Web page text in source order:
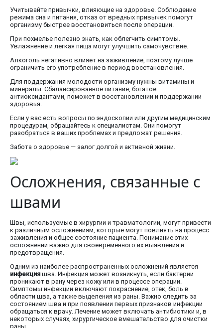
Учитывайте привычки, влияющие на здоровье. Соблюдение
режима сна и питания, отказ от вредных привычек помогут
организму быстрее восстановиться после операции.
При похмелье полезно знать, как облегчить симптомы.
Увлажнение и легкая пища могут улучшить самочувствие.
Алкоголь негативно влияет на заживление, поэтому лучше
ограничить его употребление в период восстановления.
Для поддержания молодости организму нужны витамины и
минералы. Сбалансированное питание, богатое
антиоксидантами, поможет в восстановлении и поддержании
здоровья.
Если у вас есть вопросы по эндоскопии или другим медицинским
процедурам, обращайтесь к специалистам. Они помогут
разобраться в ваших проблемах и предложат решения.
Забота о здоровье — залог долгой и активной жизни.
Осложнения, связанные с
швами
Швы, используемые в хирургии и травматологии, могут привести
к различным осложнениям, которые могут повлиять на процесс
заживления и общее состояние пациента. Понимание этих
осложнений важно для своевременного их выявления и
предотвращения.
Одним из наиболее распространенных осложнений является
инфекция шва. Инфекция может возникнуть, если бактерии
проникают в рану через кожу или в процессе операции.
Симптомы инфекции включают покраснение, отек, боль в
области шва, а также выделения из раны. Важно следить за
состоянием шва и при появлении первых признаков инфекции
обращаться к врачу. Лечение может включать антибиотики и, в
некоторых случаях, хирургическое вмешательство для очистки
раны.